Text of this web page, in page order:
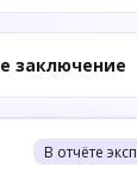
заключение
В отчёте